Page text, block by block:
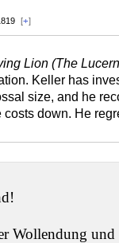
[+]
Lion (The
Keller has
size, and he
down. He
Wollendung